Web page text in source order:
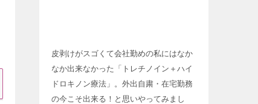
皮剥けがスゴくて会社勤めの私にはなか
なか出来なかった「トレチノイン＋ハイ
ドロキノン療法」。外出自粛・在宅勤務
の今こそ出来る！と思いやってみまし